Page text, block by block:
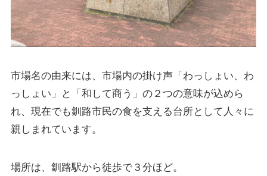
市場名の由来には、市場内の掛け声「わっしょい、わ
っしょい」と「和して商う」の２つの意味が込めら
れ、現在でも釧路市民の食を支える台所として人々に
親しまれています。
場所は、釧路駅から徒歩で３分ほど。